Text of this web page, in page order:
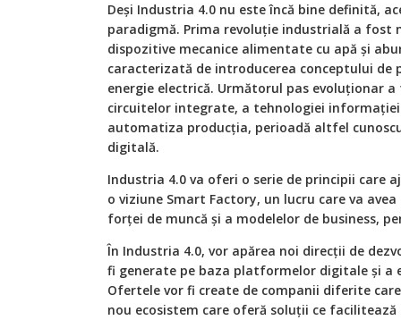
Deşi Industria 4.0 nu este încă bine definită,
paradigmă. Prima revoluţie industrială a fost
dispozitive mecanice alimentate cu apă şi
caracterizată de introducerea conceptului de
energie electrică. Următorul pas evoluţionar
circuitelor integrate, a tehnologiei
automatiza producţia, perioadă altfel
digitală.
Industria 4.0 va oferi o serie de principii care
o viziune Smart Factory, un lucru care va
forţei de muncă şi a modelelor de business,
În Industria 4.0, vor apărea noi direcţii de
fi generate pe baza platformelor digitale şi a
Ofertele vor fi create de companii diferite
nou ecosistem care oferă soluţii ce